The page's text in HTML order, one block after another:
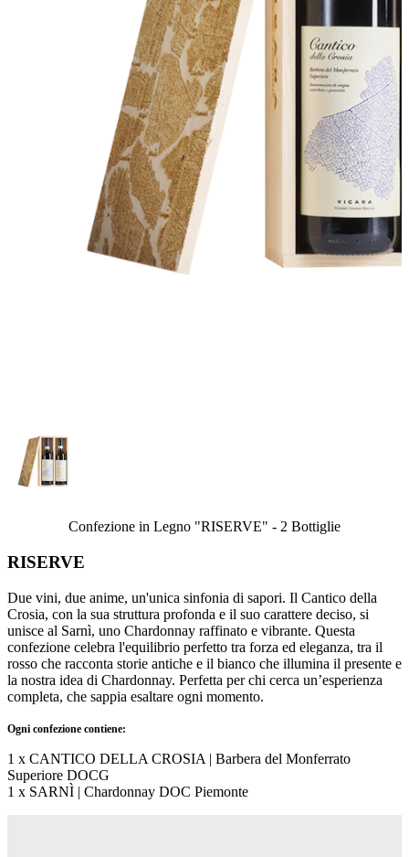
Confezione in Legno "RISERVE" - 2 Bottiglie
RISERVE
Due vini, due anime, un'unica sinfonia di sapori. Il Cantico della
Crosia, con la sua struttura profonda e il suo carattere deciso, si
unisce al Sarnì, uno Chardonnay raffinato e vibrante. Questa
confezione celebra l'equilibrio perfetto tra forza ed eleganza, tra il
rosso che racconta storie antiche e il bianco che illumina il presente e
la nostra idea di Chardonnay. Perfetta per chi cerca un’esperienza
completa, che sappia esaltare ogni momento.
Ogni confezione contiene:
1 x CANTICO DELLA CROSIA | Barbera del Monferrato
Superiore DOCG
1 x SARNÌ | Chardonnay DOC Piemonte